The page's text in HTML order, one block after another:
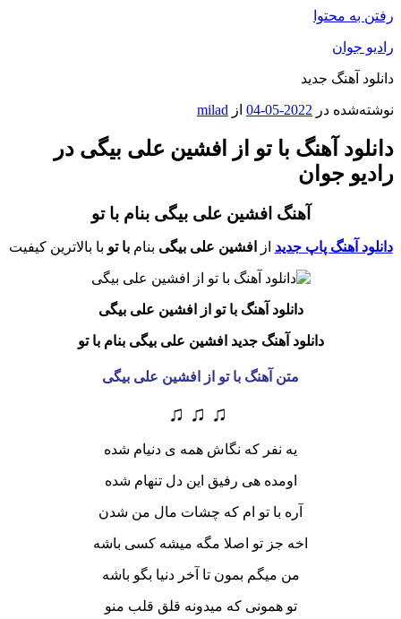
رفتن به محتوا
رادیو جوان
دانلود آهنگ جدید
نوشته‌شده در 2022-05-04 از milad
دانلود آهنگ با تو از افشین علی بیگی در
رادیو جوان
آهنگ افشین علی بیگی بنام با تو
دانلود آهنگ پاپ جدید از افشین علی بیگی بنامبا تو با بالاترین کیفیت
دانلود آهنگ با تو از افشین علی بیگی
دانلود آهنگ جدید افشین علی بیگی بنام با تو
متن آهنگ با تو از افشین علی بیگی
♫ ♫ ♫
یه نفر که نگاش همه ی دنیام شده
اومده هی رفیق این دل تنهام شده
آره با تو ام که چشات مال من شدن
اخه جز تو اصلا مگه میشه کسی باشه
من میگم بمون تا آخر دنیا بگو باشه
تو همونی که میدونه قلق قلب منو